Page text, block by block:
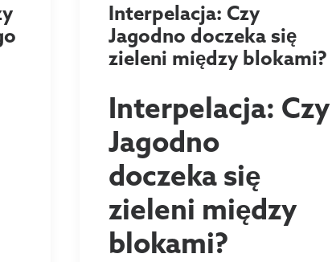
Interpelacja: Czy
Jagodno doczeka się
zieleni między blokami?
Interpelacja: Czy
Jagodno
doczeka się
zieleni między
blokami?